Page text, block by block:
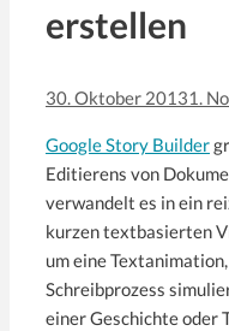
erstellen
30. Oktober 20131.
Google Story Builder
Editierens von
verwandelt es in ein
kurzen textbasierten
um eine
Schreibprozess
einer Geschichte oder